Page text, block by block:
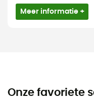
Meer informatie +
Onze favoriete